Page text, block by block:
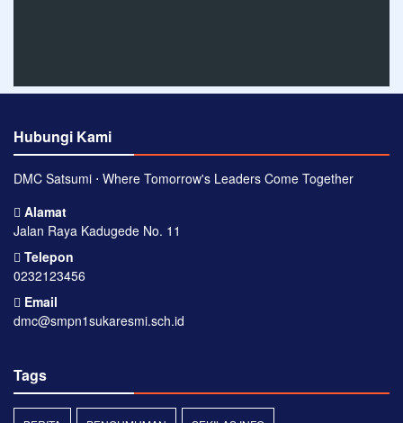
Hubungi Kami
DMC Satsumi ⋅ Where Tomorrow's Leaders Come Together
Alamat
Jalan Raya Kadugede No. 11
Telepon
0232123456
Email
dmc@smpn1sukaresmi.sch.id
Tags